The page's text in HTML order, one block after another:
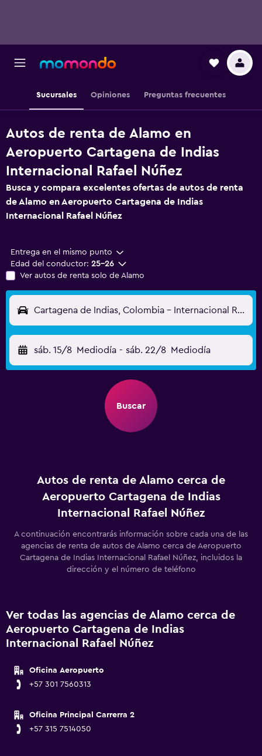
Sucursales Opiniones Preguntas frecuentes
Autos de renta de Alamo en
Aeropuerto Cartagena de Indias
Internacional Rafael Núñez
Busca y compara excelentes ofertas de autos de renta
de Alamo en Aeropuerto Cartagena de Indias
Internacional Rafael Núñez
Entrega en el mismo punto
Edad del conductor: 25-26
Ver autos de renta solo de Alamo
Cartagena de Indias, Colombia - Internacional Rafael Núñez (CTG)
sáb. 15/8 Mediodía - sáb. 22/8 Mediodía
Buscar
Autos de renta de Alamo cerca de
Aeropuerto Cartagena de Indias
Internacional Rafael Núñez
A continuación encontrarás información sobre cada una de las
agencias de renta de autos de Alamo cerca de Aeropuerto
Cartagena de Indias Internacional Rafael Núñez, incluidos la
dirección y el número de teléfono
Ver todas las agencias de Alamo cerca de
Aeropuerto Cartagena de Indias
Internacional Rafael Núñez
Oficina Aeropuerto
+57 301 7560313
Oficina Principal Carrerra 2
+57 315 7514050